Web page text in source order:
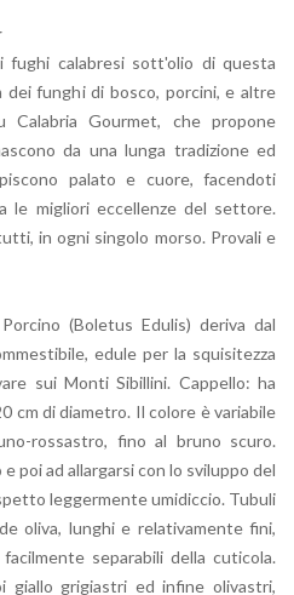
calabresi sott'olio di questa
dei funghi di bosco, porcini, e altre
Gourmet, che propone
da una lunga tradizione ed
palato e cuore, facendoti
le migliori eccellenze del settore.
in ogni singolo morso. Provali e
(Boletus Edulis) deriva dal
edule per la squisitezza
sui Monti Sibillini. Cappello: ha
cm di diametro. Il colore è variabile
rossastro, fino al bruno scuro.
poi ad allargarsi con lo sviluppo del
leggermente umidiccio. Tubuli
oliva, lunghi e relativamente fini,
separabili della cuticola.
giallo grigiastri ed infine olivastri,